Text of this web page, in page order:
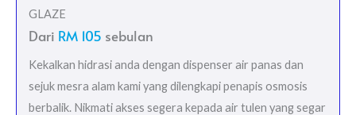
GLAZE
Dari RM 105 sebulan
Kekalkan hidrasi anda dengan dispenser air panas dan
sejuk mesra alam kami yang dilengkapi penapis osmosis
berbalik. Nikmati akses segera kepada air tulen yang segar